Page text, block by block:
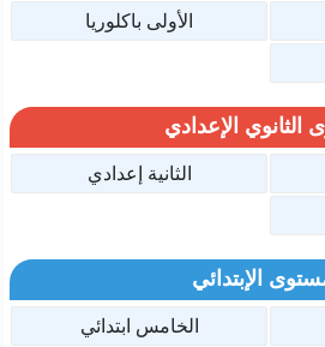
الأولى باكلوريا
الثانوي الإعدادي
الثانية إعدادي
الإبتدائي
الخامس ابتدائي